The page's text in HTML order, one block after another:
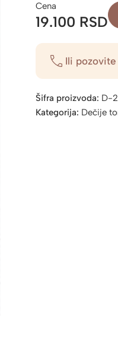
Cena
19.100 RSD
Ili pozovite
Šifra proizvoda: D-
Kategorija: Dečije